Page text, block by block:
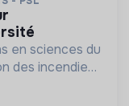
en sciences du
des incendies